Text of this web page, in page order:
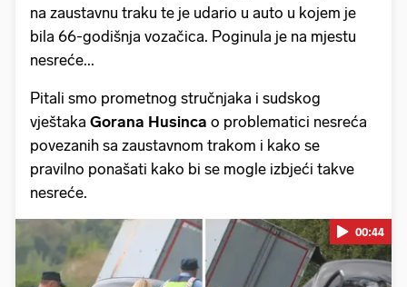
na zaustavnu traku te je udario u auto u kojem je
bila 66-godišnja vozačica. Poginula je na mjestu
nesreće...
Pitali smo prometnog stručnjaka i sudskog
vještaka Gorana Husinca o problematici nesreća
povezanih sa zaustavnom trakom i kako se
pravilno ponašati kako bi se mogle izbjeći takve
nesreće.
00:44